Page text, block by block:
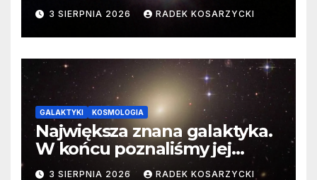
3 SIERPNIA 2026 RADEK KOSARZYCKI
GALAKTYKI KOSMOLOGIA
Największa znana galaktyka.
W końcu poznaliśmy jej
faktyczne wymiary
3 SIERPNIA 2026 RADEK KOSARZYCKI